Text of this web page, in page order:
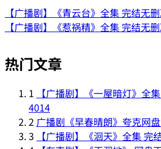
【广播剧】《青云台》全集 完结无
【广播剧】《惹祸精》全集 完结无
热门文章
1
【广播剧】《一屋暗灯》全
4014
2 广播剧《早春晴朗》夸克网盘
3
【广播剧】《洄天》全集 完